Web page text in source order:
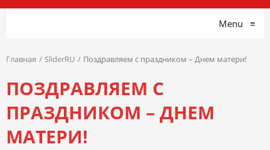
Menu ≡
Главная SliderRU Поздравляем с праздником – Днем матери!
ПОЗДРАВЛЯЕМ С
ПРАЗДНИКОМ – ДНЕМ
МАТЕРИ!